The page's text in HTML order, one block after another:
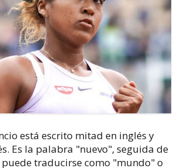
está escrito mitad en inglés y
Es la palabra "nuevo", seguida de
traducirse como "mundo" o